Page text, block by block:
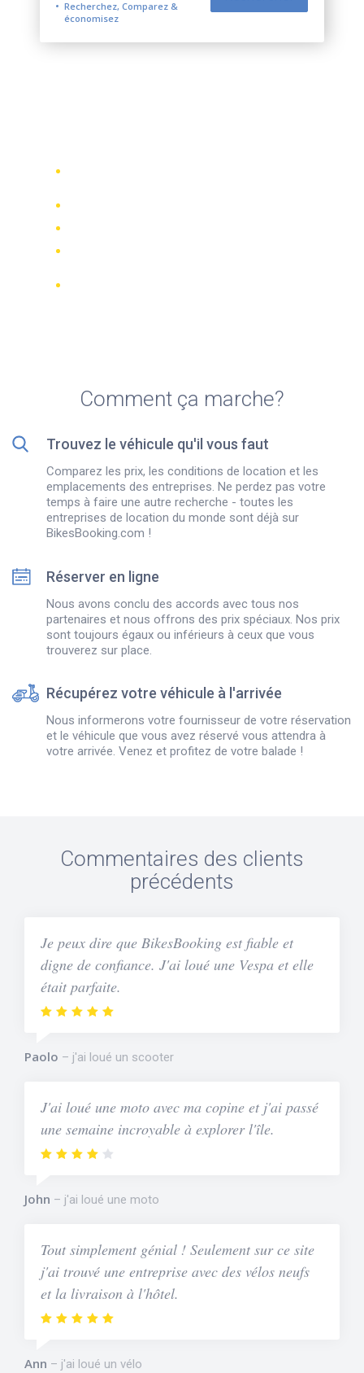
Recherchez, Comparez &
économisez
Comment ça marche?
Trouvez le véhicule qu'il vous faut
Comparez les prix, les conditions de location et les
emplacements des entreprises. Ne perdez pas votre
temps à faire une autre recherche - toutes les
entreprises de location du monde sont déjà sur
BikesBooking.com !
Réserver en ligne
Nous avons conclu des accords avec tous nos
partenaires et nous offrons des prix spéciaux. Nos prix
sont toujours égaux ou inférieurs à ceux que vous
trouverez sur place.
Récupérez votre véhicule à l'arrivée
Nous informerons votre fournisseur de votre réservation
et le véhicule que vous avez réservé vous attendra à
votre arrivée. Venez et profitez de votre balade !
Commentaires des clients
précédents
Je peux dire que BikesBooking est fiable et
digne de confiance. J'ai loué une Vespa et elle
était parfaite.
Paolo j'ai loué un scooter
J'ai loué une moto avec ma copine et j'ai passé
une semaine incroyable à explorer l'île.
John j'ai loué une moto
Tout simplement génial ! Seulement sur ce site
j'ai trouvé une entreprise avec des vélos neufs
et la livraison à l'hôtel.
Ann j'ai loué un vélo